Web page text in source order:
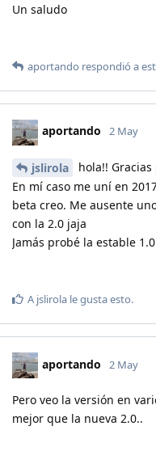
Un saludo
aportando respondió a
aportando 2 May
jslirola
hola!!
En mí caso me uní en
beta creo. Me ausente
con la 2.0 jaja
Jamás probé la estable 1.0
A jslirola le gusta esto.
aportando 2 May
Pero veo la versión en
mejor que la nueva 2.0..